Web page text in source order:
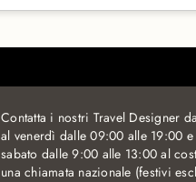
Contatta i nostri Travel Designer
al venerdì dalle 09:00 alle 19:00
sabato dalle 9:00 alle 13:00 al
una chiamata nazionale (festivi